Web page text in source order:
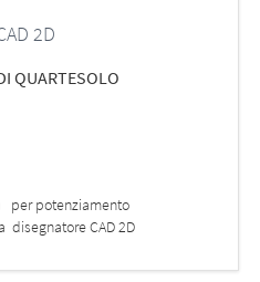
Controllo dei varchi di
dai vaporetti; - Ac
2D
QUARTESOLO
per potenziamento
disegnatore CAD 2D
progettazione 2D
e relativi